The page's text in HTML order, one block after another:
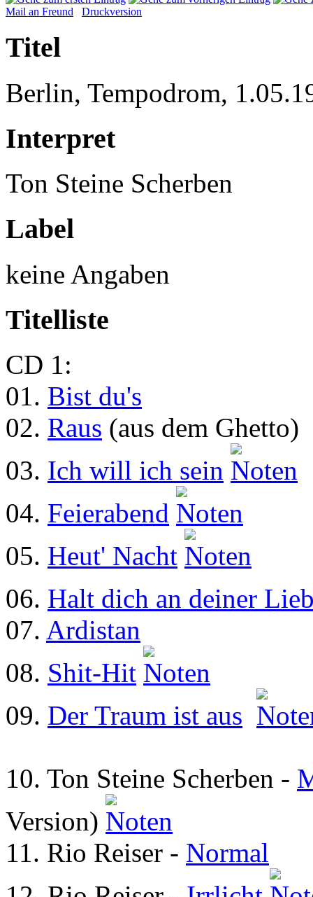
Mail an Freund Druckversion
Titel
Berlin, Tempodrom,
Interpret
Ton Steine Scherben
Label
keine Angaben
Titelliste
CD 1:
01. Bist du's
02. Raus (aus dem Ghetto)
03. Ich will ich sein
04. Feierabend
05. Heut' Nacht
06. Halt dich an deiner
07. Ardistan
08. Shit-Hit
09. Der Traum ist aus
10. Ton Steine Scherben -
Version)
11. Rio Reiser - Normal